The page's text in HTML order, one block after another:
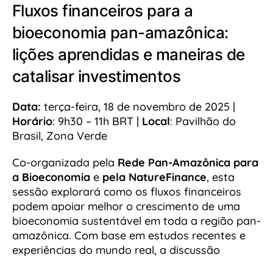
Fluxos financeiros para a
bioeconomia pan-amazônica:
lições aprendidas e maneiras de
catalisar investimentos
Data: terça-feira, 18 de novembro de 2025 |
Horário: 9h30 – 11h BRT | Local: Pavilhão do
Brasil, Zona Verde
Co-organizada pela Rede Pan-Amazônica para
a Bioeconomia e pela NatureFinance, esta
sessão explorará como os fluxos financeiros
podem apoiar melhor o crescimento de uma
bioeconomia sustentável em toda a região pan-
amazônica. Com base em estudos recentes e
experiências do mundo real, a discussão